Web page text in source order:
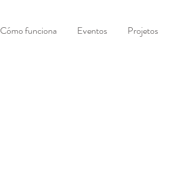
Cómo funciona Eventos Projetos